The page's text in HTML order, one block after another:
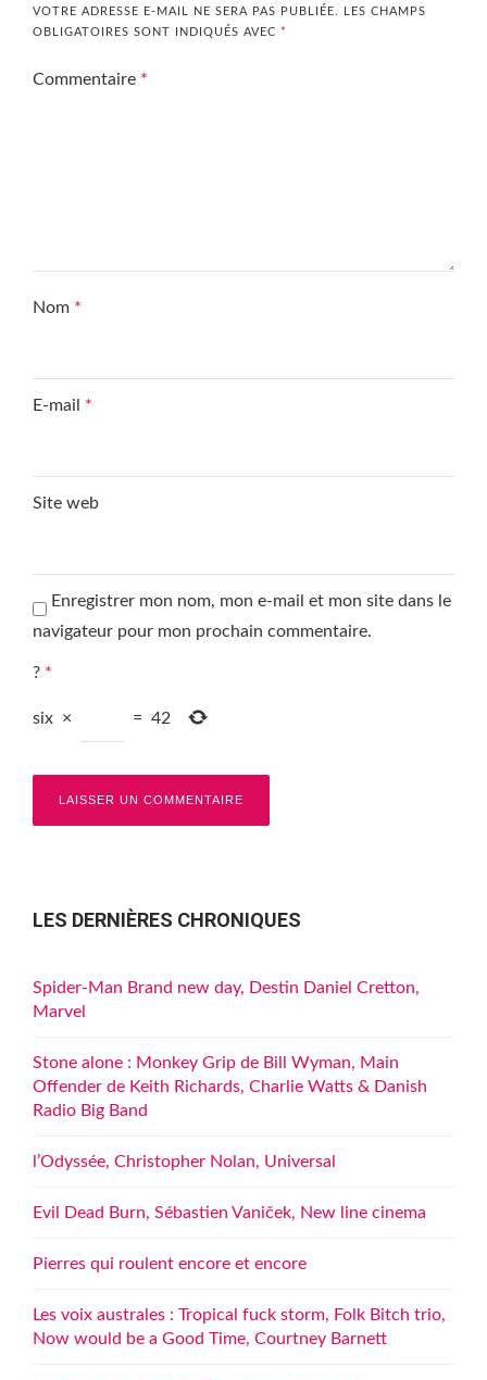
VOTRE ADRESSE E-MAIL NE SERA PAS PUBLIÉE.
LES CHAMPS
OBLIGATOIRES SONT INDIQUÉS AVEC *
Commentaire *
Nom *
E-mail *
Site web
Enregistrer mon nom, mon e-mail et mon site dans le
navigateur pour mon prochain commentaire.
? *
six × = 42
LES DERNIÈRES CHRONIQUES
Spider-Man Brand new day, Destin Daniel Cretton,
Marvel
Stone alone : Monkey Grip de Bill Wyman, Main
Offender de Keith Richards, Charlie Watts & Danish
Radio Big Band
l’Odyssée, Christopher Nolan, Universal
Evil Dead Burn, Sébastien Vaniček, New line cinema
Pierres qui roulent encore et encore
Les voix australes : Tropical fuck storm, Folk Bitch trio,
Now would be a Good Time, Courtney Barnett